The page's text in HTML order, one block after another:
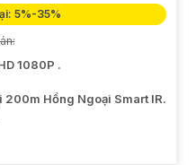
5%-35%
1080P .
200m Hồng Ngoại Smart IR.